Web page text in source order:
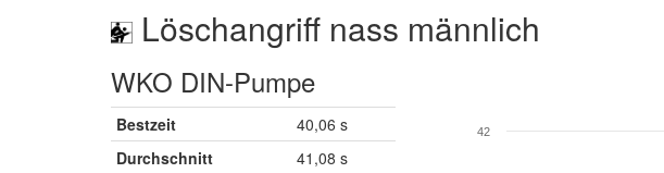
Löschangriff nass männlich
WKO DIN-Pumpe
Bestzeit
40,06 s
Durchschnitt
41,08 s
42